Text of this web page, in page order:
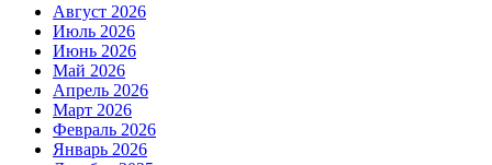
Август 2026
Июль 2026
Июнь 2026
Май 2026
Апрель 2026
Март 2026
Февраль 2026
Январь 2026